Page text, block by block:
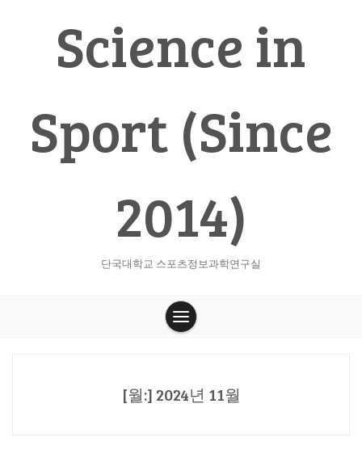
Science in
Sport (Since
2014)
단국대학교 스포츠정보과학연구실
[월:] 2024년 11월